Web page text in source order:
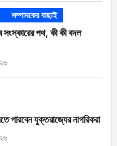
সম্পাদকের বাছাই
সংস্কারের পথ, কী কী বদল
পারবেন যুক্তরাজ্যের নাগরিকরা